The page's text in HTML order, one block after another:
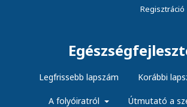
Legfrissebb lapszám Korábbi
A folyóiratról Útmutató a
Regisztráció